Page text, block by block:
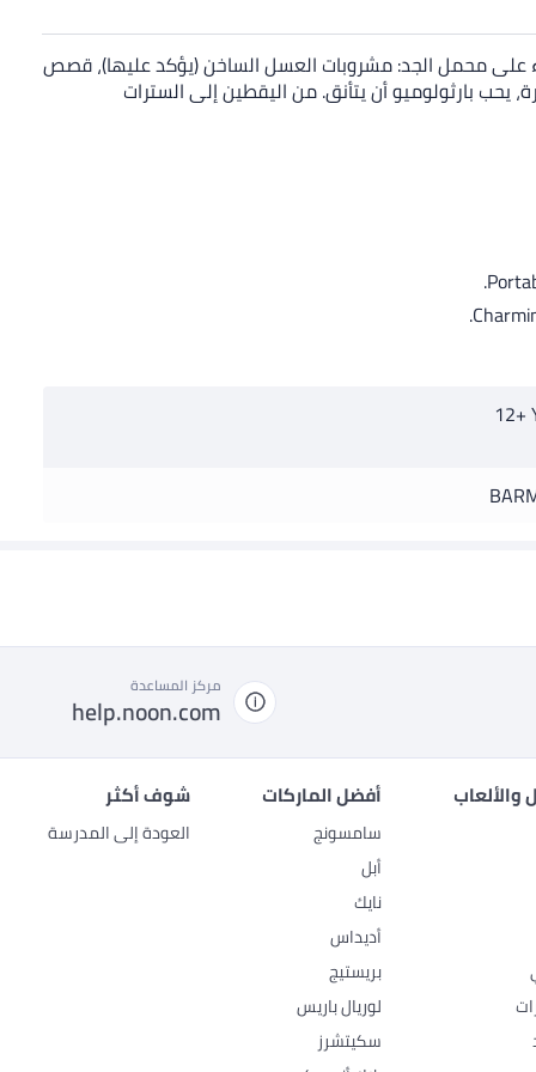
مع روب بهذا الفخامة، فهو في وضع ما قبل النوم منذ الساعة 3 مساءً. يأخذ الاسترخاء على محمل الجد: مشروبات العسل الساخن (يؤكد عليها)، قصص
يحب بارثولوميو أن يتأنق. من اليقطين إلى السترات
12+
مركز المساعدة
help.noon.com
أفضل الماركات
سامسونج
أبل
نايك
أديداس
بريستيج
لوريال باريس
سكيتشرز
شوف أكثر
العودة إلى المدرسة